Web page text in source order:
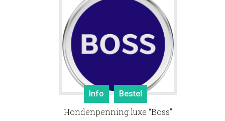
Info Bestel
Hondenpenning luxe “Boss”